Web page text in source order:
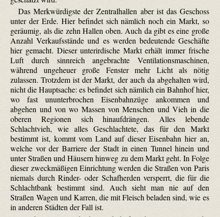
Das Merkwürdigste der Zentralhallen aber ist das Geschoss
unter der Erde. Hier befindet sich nämlich noch ein Markt, so
geräumig, als die zehn Hallen oben. Auch da gibt es eine große
Anzahl Verkaufsstände und es werden bedeutende Geschäfte
hier gemacht. Dieser unterirdische Markt erhält immer frische
Luft durch sinnreich angebrachte Ventilations­maschinen,
während ungeheuer große Fenster mehr Licht als nötig
zulassen. Trotzdem ist der Markt, der auch da abgehalten wird,
nicht die Hauptsache: es befindet sich nämlich ein Bahnhof hier,
wo fast ununterbrochen Eisenbahnzüge ankommen und
abgehen und von wo Massen von Menschen und Vieh in die
oberen Regionen sich hinauf­drängen. Alles lebende
Schlachtvieh, wie alles Geschlachtete, das für den Markt
bestimmt ist, kommt vom Land auf dieser Eisenbahn hier an,
welche vor der Barriere der Stadt in einen Tunnel hinein und
unter Straßen und Häusern hinweg zu dem Markt geht. In Folge
dieser zweckmäßigen Einrichtung werden die Straßen von Paris
niemals durch Rinder- oder Schafherden versperrt, die für die
Schlachtbank bestimmt sind. Auch sieht man nie auf den
Straßen Wagen und Karren, die mit Fleisch beladen sind, wie es
in anderen Städten der Fall ist.